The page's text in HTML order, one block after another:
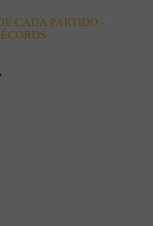
CADA PARTIDO -